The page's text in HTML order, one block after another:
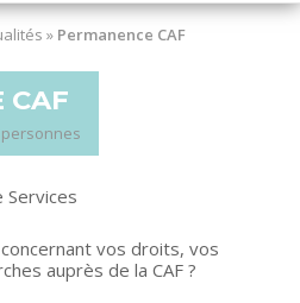
» Permanence CAF
CAF
Services
vos droits, vos
auprès de la CAF ?